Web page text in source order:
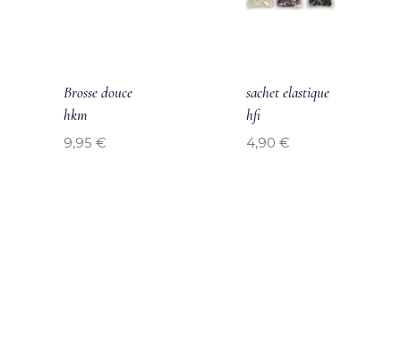
Brosse douce
hkm
9,95 €
sachet elastique
hfi
4,90 €